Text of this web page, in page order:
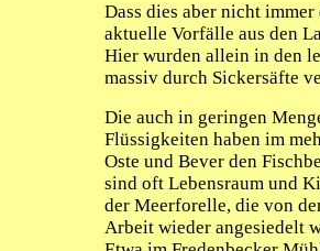
Dass dies aber nicht
aktuelle Vorfälle aus den
Hier wurden allein in den
massiv durch Sickersäfte
Die auch in geringen
Flüssigkeiten haben im
Oste und Bever den
sind oft Lebensraum und
der Meerforelle, die von
Arbeit wieder angesiedelt